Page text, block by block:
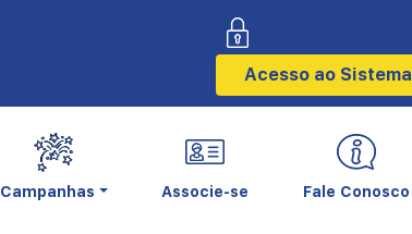
Acesso ao Sistema
Campanhas Associe-se Fale Conosco